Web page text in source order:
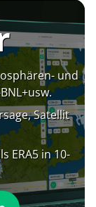
und
Satellit
ERA5 in 10-